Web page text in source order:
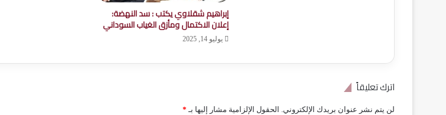
إبراهيم شقلاوي يكتب : سد النهضة:
إعلان الاكتمال ومأزق الغياب السوداني
يوليو 14, 2025
اترك تعليقاً
لن يتم نشر عنوان بريدك الإلكتروني. الحقول الإلزامية مشار إليها بـ *